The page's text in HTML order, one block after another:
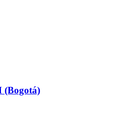
(Bogotá)